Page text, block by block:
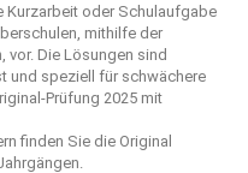
oder Schulaufgabe
mithilfe der
vor. Die Lösungen sind
und speziell für schwächere
Prüfung 2025 mit
finden Sie die Original